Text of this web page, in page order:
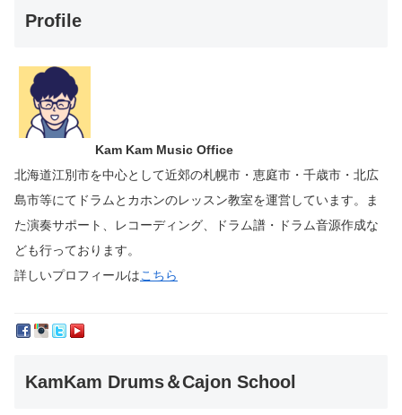
Profile
Kam Kam Music Office
北海道江別市を中心として近郊の札幌市・恵庭市・千歳市・北広
島市等にて ドラムとカホンのレッスン教室を運営しています。
ま
た演奏サポート、レコーディング、ドラム譜・ドラム音源作成な
ども行っております。
詳しいプロフィールはこちら
KamKam Drums＆Cajon School